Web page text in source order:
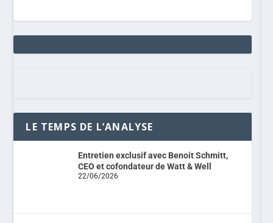
LE TEMPS DE L’ANALYSE
Entretien exclusif avec Benoit Schmitt,
CEO et cofondateur de Watt & Well
22/06/2026